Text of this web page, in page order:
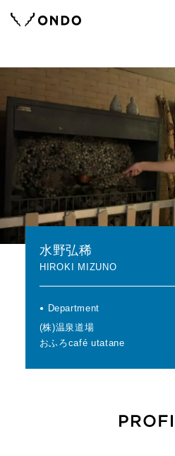
水野弘稀
HIROKI MIZUNO
Department
(株)温泉道場
おふろcafé utatane